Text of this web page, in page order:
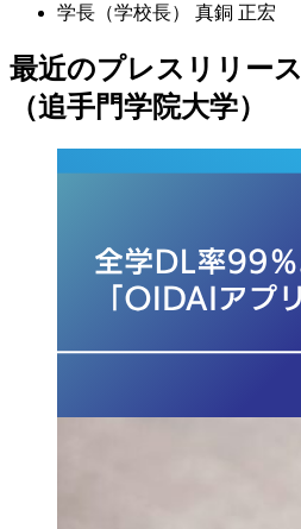
学長（学校長）
真銅 正宏
最近のプレスリリース
（追手門学院大学）